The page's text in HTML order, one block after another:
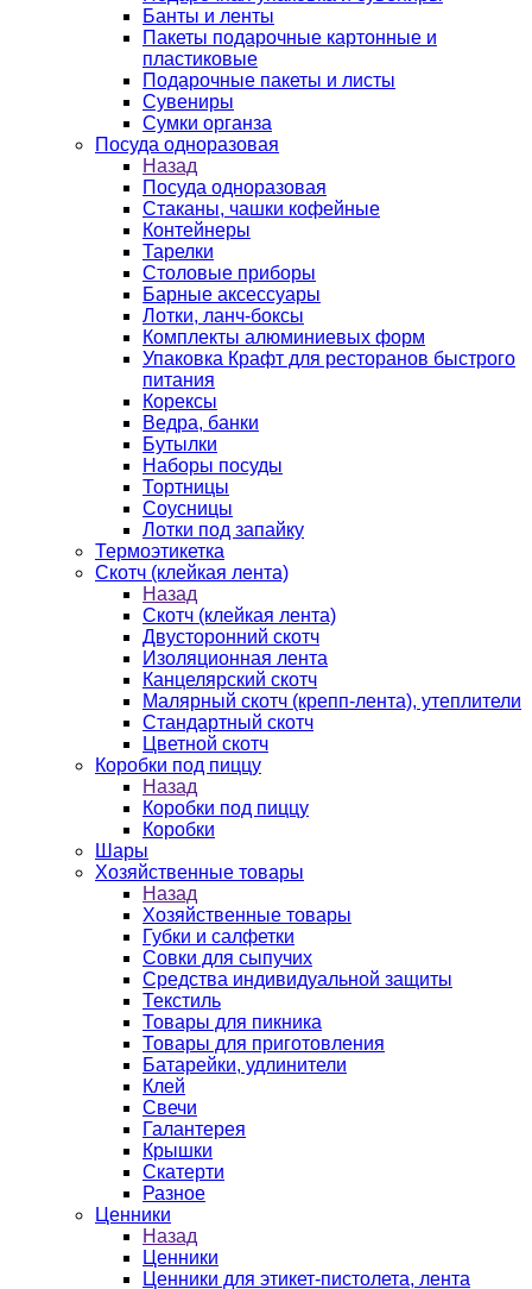
Банты и ленты
Пакеты подарочные картонные и
пластиковые
Подарочные пакеты и листы
Сувениры
Сумки органза
Посуда одноразовая
Назад
Посуда одноразовая
Стаканы, чашки кофейные
Контейнеры
Тарелки
Столовые приборы
Барные аксессуары
Лотки, ланч-боксы
Комплекты алюминиевых форм
Упаковка Крафт для ресторанов быстрого
питания
Корексы
Ведра, банки
Бутылки
Наборы посуды
Тортницы
Соусницы
Лотки под запайку
Термоэтикетка
Скотч (клейкая лента)
Назад
Скотч (клейкая лента)
Двусторонний скотч
Изоляционная лента
Канцелярский скотч
Малярный скотч (крепп-лента), утеплители
Стандартный скотч
Цветной скотч
Коробки под пиццу
Назад
Коробки под пиццу
Коробки
Шары
Хозяйственные товары
Назад
Хозяйственные товары
Губки и салфетки
Совки для сыпучих
Средства индивидуальной защиты
Текстиль
Товары для пикника
Товары для приготовления
Батарейки, удлинители
Клей
Свечи
Галантерея
Крышки
Скатерти
Разное
Ценники
Назад
Ценники
Ценники для этикет-пистолета, лента